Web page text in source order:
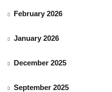
February 2026
January 2026
December 2025
September 2025